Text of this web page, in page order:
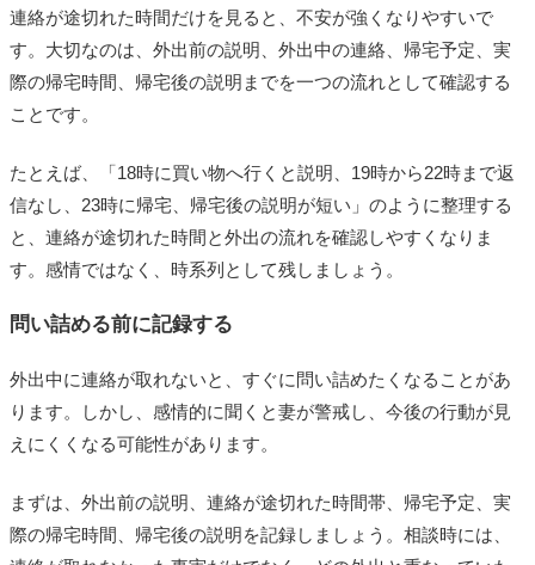
連絡が途切れた時間だけを見ると、不安が強くなりやすいで
す。大切なのは、外出前の説明、外出中の連絡、帰宅予定、実
際の帰宅時間、帰宅後の説明までを一つの流れとして確認する
ことです。
たとえば、「18時に買い物へ行くと説明、19時から22時まで返
信なし、23時に帰宅、帰宅後の説明が短い」のように整理する
と、連絡が途切れた時間と外出の流れを確認しやすくなりま
す。感情ではなく、時系列として残しましょう。
問い詰める前に記録する
外出中に連絡が取れないと、すぐに問い詰めたくなることがあ
ります。しかし、感情的に聞くと妻が警戒し、今後の行動が見
えにくくなる可能性があります。
まずは、外出前の説明、連絡が途切れた時間帯、帰宅予定、実
際の帰宅時間、帰宅後の説明を記録しましょう。相談時には、